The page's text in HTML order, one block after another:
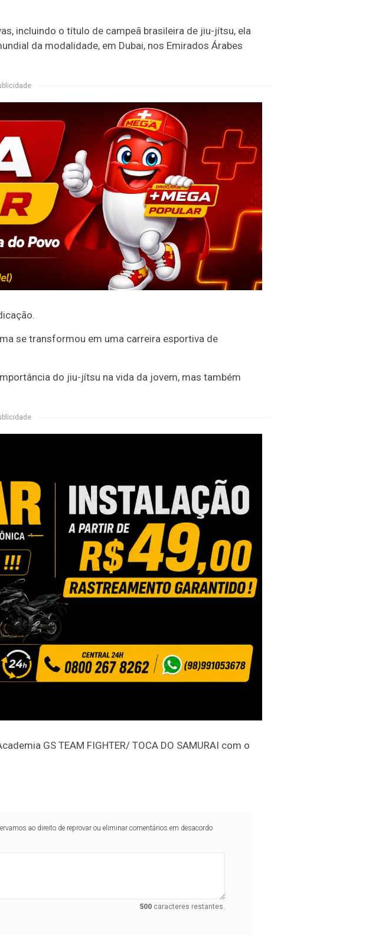
incluindo o título de campeã brasileira de jiu-jítsu, ela
da modalidade, em Dubai, nos Emirados Árabes
se transformou em uma carreira esportiva de
do jiu-jítsu na vida da jovem, mas também
GS TEAM FIGHTER/ TOCA DO SAMURAI com o
ao direito de reprovar ou eliminar comentários em desacordo
500 caracteres restantes.